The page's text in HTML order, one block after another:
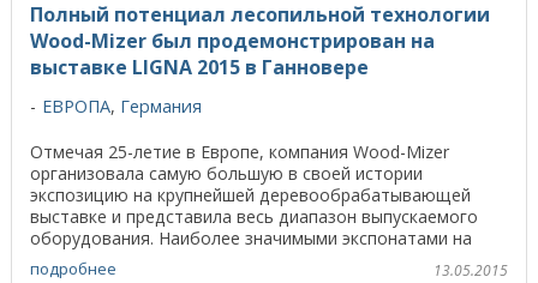
Полный потенциал лесопильной технологии
Wood-Mizer был продемонстрирован на
выставке LIGNA 2015 в Ганновере
ЕВРОПА, Германия
Отмечая 25-летие в Европе, компания Wood-Mizer
организовала самую большую в своей истории
экспозицию на крупнейшей деревообрабатывающей
выставке и представила весь диапазон выпускаемого
оборудования. Наиболее значимыми экспонатами на
стенде ...
подробнее 13.05.2015